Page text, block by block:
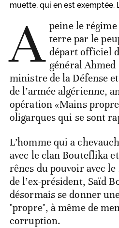
muette, qui en est exemptée.
A peine le
terre par le
départ officiel
général Ahmed
ministre de la Défense
de l’armée algérienne,
opération «Mains
oligarques qui se sont
L’homme qui a
avec le clan Bouteflika
rênes du pouvoir avec
de l’ex-président, Saïd
désormais se donner
"propre", à même de
corruption.